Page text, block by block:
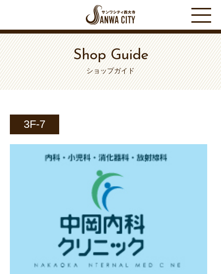
Shop Guide
ショップガイド
3F-7